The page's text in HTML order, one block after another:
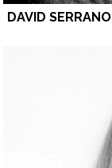
DAVID SERRANO